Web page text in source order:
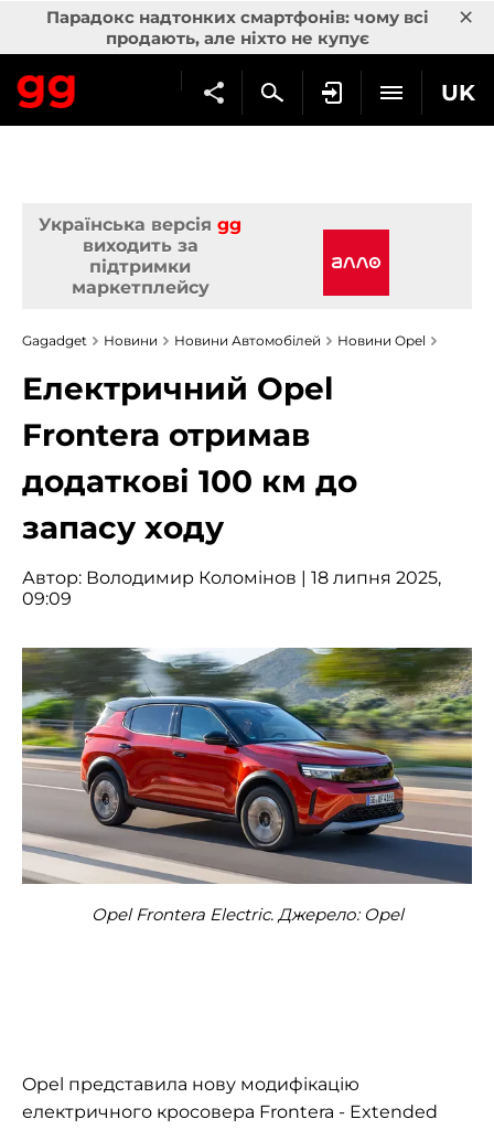
Парадокс надтонких смартфонів: чому всі
продають, але ніхто не купує
×
UK
Українська версія gg
виходить за
підтримки
маркетплейсу
Gagadget Новини Новини Автомобілей Новини Opel
Електричний Opel
Frontera отримав
додаткові 100 км до
запасу ходу
Автор: Володимир Коломінов | 18 липня 2025,
09:09
Opel Frontera Electric. Джерело: Opel
Opel представила нову модифікацію
електричного кросовера Frontera - Extended